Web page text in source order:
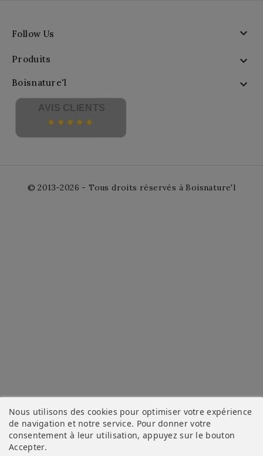
Follow Us 
Produits 
Boisnature'l 
Nous utilisons des cookies pour optimiser votre expérience
de navigation et notre service. Pour donner votre
consentement à leur utilisation, appuyez sur le bouton
Accepter.
AVIS CLIENTS
© 2013-2026 - Tous droits réservés à Boisnature'l